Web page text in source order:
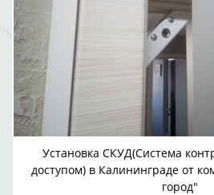
Установка СКУД(Система
доступом) в Калининграде от
город"